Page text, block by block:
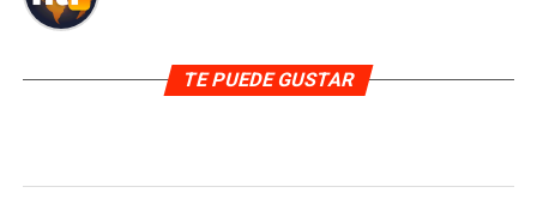
TE PUEDE GUSTAR